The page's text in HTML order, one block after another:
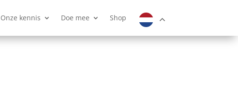
Onze kennis Doe mee Shop